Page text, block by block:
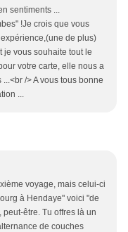
sentiments ...
!Je crois que vous
de plus)
je vous souhaite tout le
votre carte, elle nous a
/> A vous tous bonne
...
voyage, mais celui-ci
à Hendaye" voici "de
peut-être. Tu offres là un
de couches